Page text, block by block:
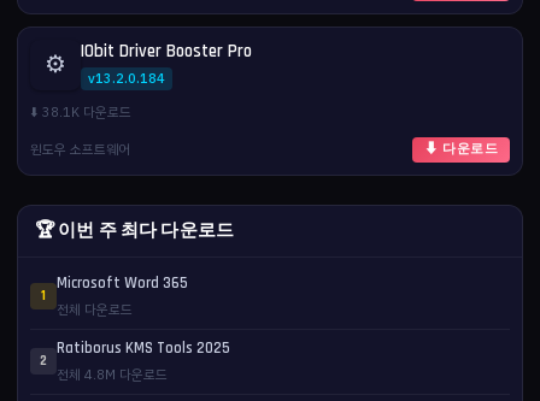
⚙️ IObit Driver Booster Pro
v13.2.0.184
⬇️ 38.1K 다운로드
윈도우 소프트웨어
⬇ 다운로드
🏆 이번 주 최다 다운로드
1
Microsoft Word 365
전체 다운로드
2
Ratiborus KMS Tools 2025
전체 4.8M 다운로드